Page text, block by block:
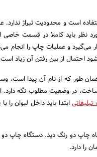
است و محدودیت تیراژ
نظر باید کاملا در قسمت
و عملیات چاپ را انجام
احتمال از بین رفتن آن زیاد
طور که از نام آن پیدا است،
در وضعیت مطلوب نگه دارد.
ابتدا باید داخل لیوان را
چاپ دو رنگ دید. دستگاه چاپ
را دارد.